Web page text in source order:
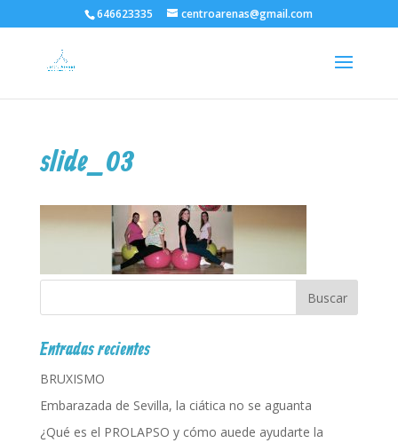
646623335 centroarenas@gmail.com
slide_03
Entradas recientes
BRUXISMO
Embarazada de Sevilla, la ciática no se aguanta
¿Qué es el PROLAPSO y cómo auede ayudarte la